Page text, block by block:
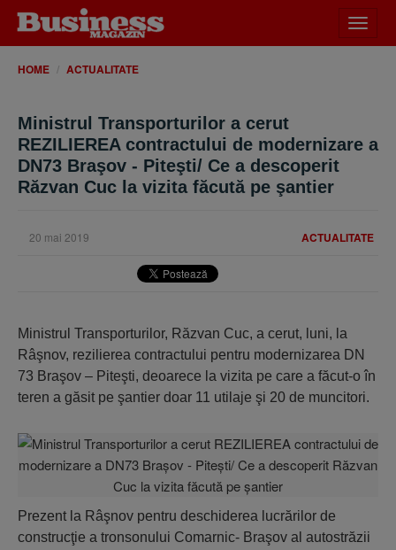
meniu
HOME ACTUALITATE
Ministrul Transporturilor a cerut
REZILIEREA contractului de modernizare a
DN73 Braşov - Piteşti/ Ce a descoperit
Răzvan Cuc la vizita făcută pe şantier
ACTUALITATE
20 mai 2019
Ministrul Transporturilor, Răzvan Cuc, a cerut, luni, la
Râşnov, rezilierea contractului pentru modernizarea DN
73 Braşov – Piteşti, deoarece la vizita pe care a făcut-o în
teren a găsit pe şantier doar 11 utilaje şi 20 de muncitori.
Prezent la Râşnov pentru deschiderea lucrărilor de
construcţie a tronsonului Comarnic- Braşov al autostrăzii